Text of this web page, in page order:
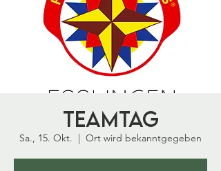
Teamtag
Sa., 15. Okt.
  |
Ort wird bekanntgegeben